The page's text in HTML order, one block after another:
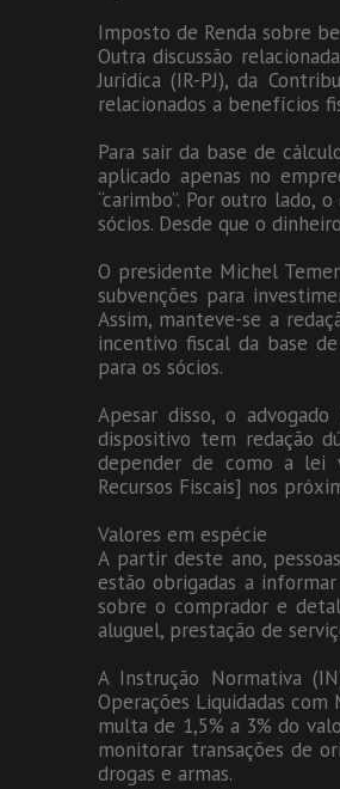
Imposto de Renda sobre
Outra discussão
Jurídica (IR-PJ), da
relacionados a benefícios
Para sair da base de
aplicado apenas no
“carimbo”. Por outro lado,
sócios. Desde que o
O presidente Michel
subvenções para
Assim, manteve-se a
incentivo fiscal da base
para os sócios.
Apesar disso, o
dispositivo tem redação
depender de como a lei
Recursos Fiscais] nos
Valores em espécie
A partir deste ano,
estão obrigadas a
sobre o comprador e
aluguel, prestação de
A Instrução Normativa
Operações Liquidadas com
multa de 1,5% a 3% do
monitorar transações de
drogas e armas.